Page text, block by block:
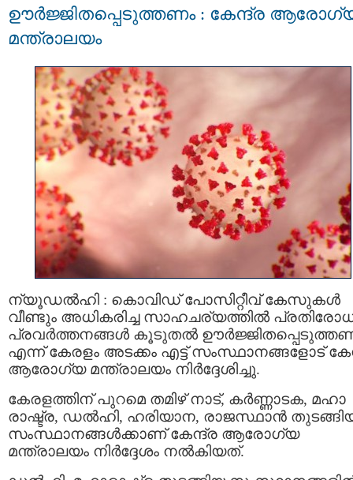
ഊര്‍ജ്ജിതപ്പെടുത്തണം : കേന്ദ്ര
മന്ത്രാലയം
ന്യൂഡല്‍ഹി : കൊവിഡ് പോസിറ്റീവ് കേസുകള്‍
വീണ്ടും അധികരിച്ച സാഹചര്യത്തില്‍
പ്രവര്‍ത്തനങ്ങള്‍ കൂടുതല്‍
എന്ന് കേരളം അടക്കം എട്ട് സംസ്ഥാനങ്ങളോട്
ആരോഗ്യ മന്ത്രാലയം നിര്‍ദ്ദേശിച്ചു.
കേരളത്തിന് പുറമെ തമിഴ്‌ നാട്, കര്‍ണ്ണാടക, മഹാ
രാഷ്ട്ര, ഡല്‍ഹി, ഹരിയാന, രാജസ്ഥാന്‍
സംസ്ഥാനങ്ങള്‍ക്കാണ് കേന്ദ്ര ആരോഗ്യ
മന്ത്രാലയം നിര്‍ദ്ദേശം നല്‍കിയത്.